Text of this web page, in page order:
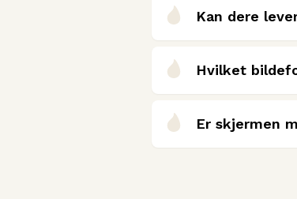
Kan dere
Hvilket
Er skjermen